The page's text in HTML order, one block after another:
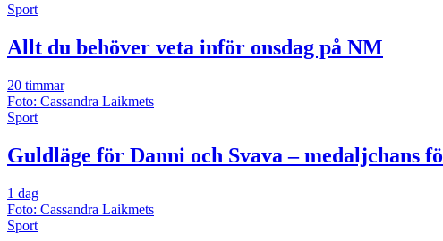
Sport
Allt du behöver veta inför onsdag på NM
20 timmar
Foto: Cassandra Laikmets
Sport
Guldläge för Danni och Svava – medaljchans
1 dag
Foto: Cassandra Laikmets
Sport